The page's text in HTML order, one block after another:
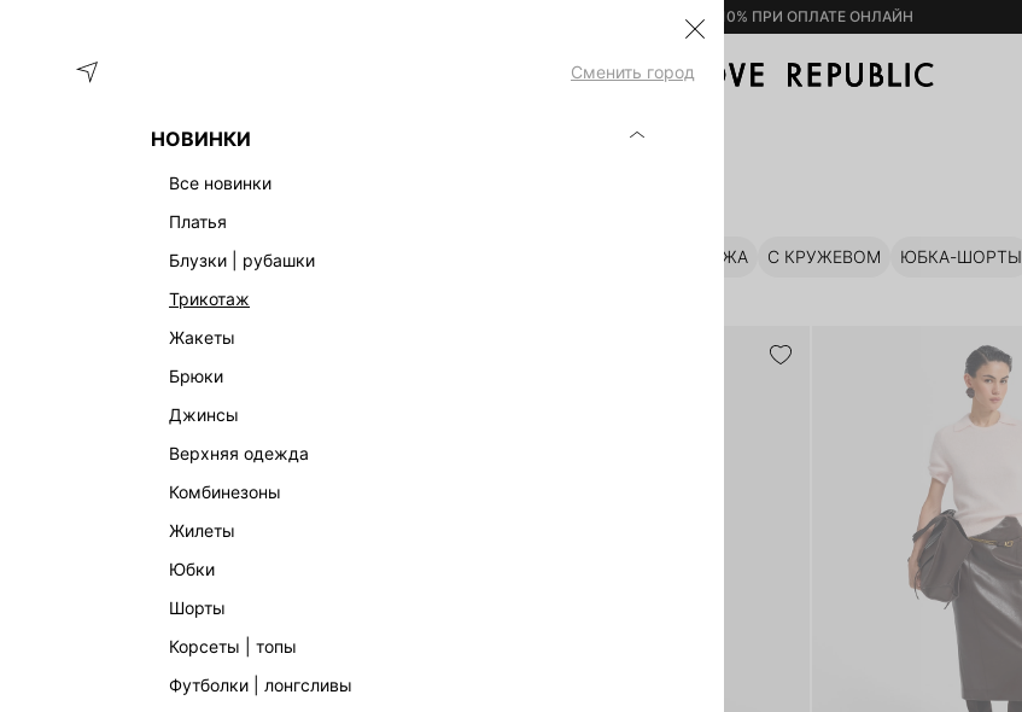
– 10% ПРИ ОПЛАТЕ ОНЛАЙН
Сменить город
НОВИНКИ
все новинки
платья
блузки | рубашки
трикотаж
жакеты
брюки
джинсы
верхняя одежда
комбинезоны
жилеты
юбки
шорты
корсеты | топы
футболки | лонгсливы
ОДЕЖДА
ЮБКА-КАРАНДАШ МИНИ ЗАМША&КОЖА С КРУЖЕВОМ ЮБКА-ШОРТЫ